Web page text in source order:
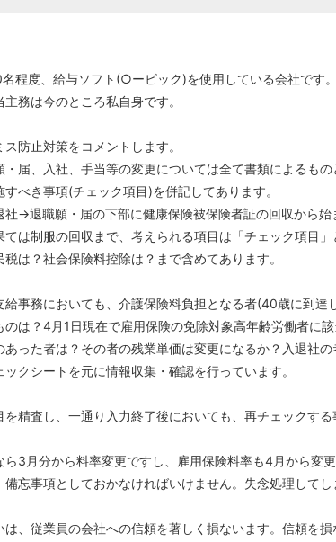
程度、給与ソフト(○ービック)を使用している会社です。
務は今のところ私自身です。
防止対策をコメントします。
・届、入社、手当等の変更については全て書類によるも
べき事項(チェック項目)を併記してあります。
社→退職願・届の下部に健康保険被保険者証の回収から始
ては制服の回収まで、考えられる項目は「チェック項目
は？社会保険料控除は？まで含めてあります。
給事務においても、介護保険料負担となる者(40歳に到達
のは？4月1日現在で雇用保険の免除対象高年齢労働者に
あった者は？その者の残業単価は変更になるか？入退社
ックシートを元に情報収集・確認を行っています。
を精査し、一通り入力終了後においても、再チェックする
ら3月分から料率変更ですし、雇用保険料率も4月から変
備忘事項としておかなければいけません。失念処理してし
は、従業員の会社への信頼を著しく損ないます。信頼を
企業法務
秘書のノ